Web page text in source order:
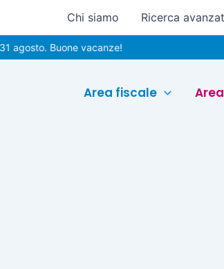
Chi siamo Ricerca
agosto. Buone vacanze!
Area fiscale